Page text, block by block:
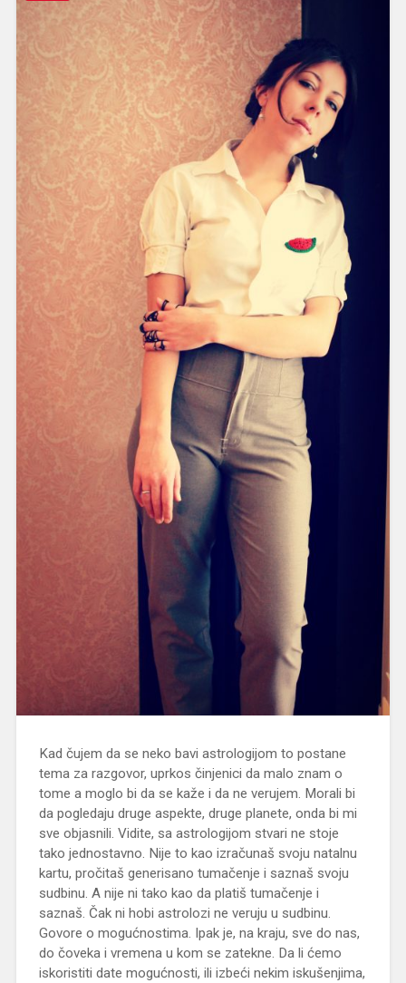
Kad čujem da se neko bavi astrologijom to postane
tema za razgovor, uprkos činjenici da malo znam o
tome a moglo bi da se kaže i da ne verujem. Morali bi
da pogledaju druge aspekte, druge planete, onda bi mi
sve objasnili. Vidite, sa astrologijom stvari ne stoje
tako jednostavno. Nije to kao izračunaš svoju natalnu
kartu, pročitaš generisano tumačenje i saznaš svoju
sudbinu. A nije ni tako kao da platiš tumačenje i
saznaš. Čak ni hobi astrolozi ne veruju u sudbinu.
Govore o mogućnostima. Ipak je, na kraju, sve do nas,
do čoveka i vremena u kom se zatekne. Da li ćemo
iskoristiti date mogućnosti, ili izbeći nekim iskušenjima,